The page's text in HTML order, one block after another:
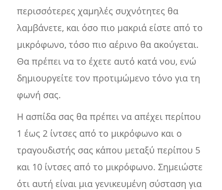
περισσότερες χαμηλές συχνότητες θα
λαμβάνετε, και όσο πιο μακριά είστε από το
μικρόφωνο, τόσο πιο αέρινο θα ακούγεται.
Θα πρέπει να το έχετε αυτό κατά νου, ενώ
δημιουργείτε τον προτιμώμενο τόνο για τη
φωνή σας.
Η ασπίδα σας θα πρέπει να απέχει περίπου
1 έως 2 ίντσες από το μικρόφωνο και ο
τραγουδιστής σας κάπου μεταξύ περίπου 5
και 10 ίντσες από το μικρόφωνο. Σημειώστε
ότι αυτή είναι μια γενικευμένη σύσταση για